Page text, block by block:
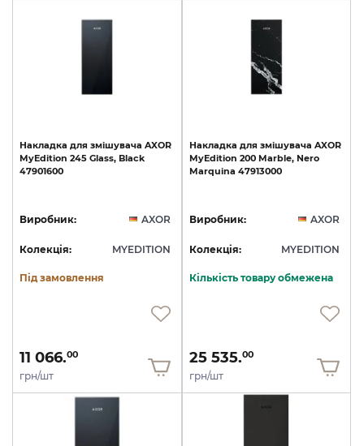
Накладка для змішувача AXOR
MyEdition 245 Glass, Black
47901600
Виробник: AXOR
Колекція: MYEDITION
Під замовлення
11 066.00
грн/шт
Накладка для змішувача AXOR
MyEdition 200 Marble, Nero
Marquina 47913000
Виробник: AXOR
Колекція: MYEDITION
Кількість товару обмежена
25 535.00
грн/шт